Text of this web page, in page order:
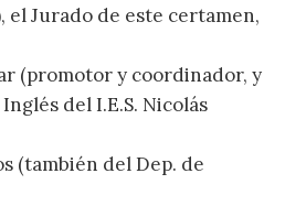
el Jurado de este certamen,
(promotor y coordinador, y
del I.E.S. Nicolás
(también del Dep. de